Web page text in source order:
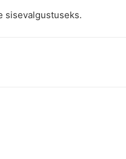
sisevalgustuseks.